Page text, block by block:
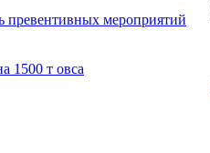
превентивных мероприятий
1500 т овса